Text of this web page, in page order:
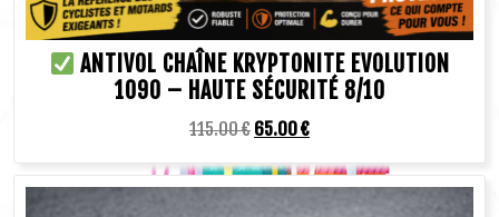
ANTIVOL CHAÎNE KRYPTONITE EVOLUTION
1090 – HAUTE SÉCURITÉ 8/10
115.00€ 65.00€